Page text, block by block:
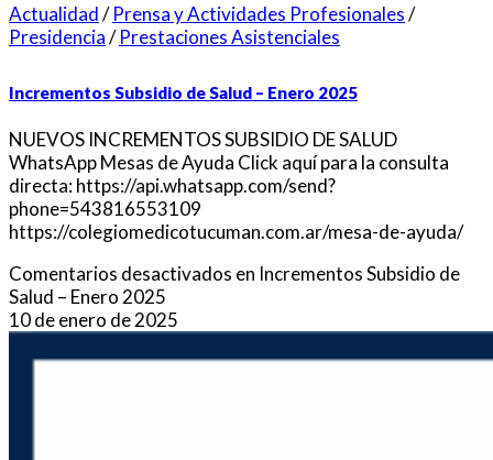
Actualidad/Prensa y Actividades Profesionales/
Presidencia/Prestaciones Asistenciales
Incrementos Subsidio de Salud – Enero 2025
NUEVOS INCREMENTOS SUBSIDIO DE SALUD
WhatsApp Mesas de Ayuda Click aquí para la consulta
directa: https://api.whatsapp.com/send?
phone=543816553109
https://colegiomedicotucuman.com.ar/mesa-de-ayuda/
Comentarios desactivados en Incrementos Subsidio de
Salud – Enero 2025
10 de enero de 2025